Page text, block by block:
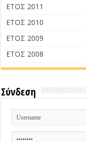
ΕΤΟΣ 2011
ΕΤΟΣ 2010
ΕΤΟΣ 2009
ΕΤΟΣ 2008
Σύνδεση